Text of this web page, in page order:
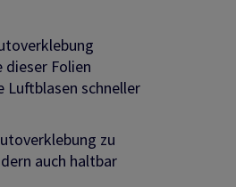
Folien
Luftblasen schneller
zu
auch haltbar